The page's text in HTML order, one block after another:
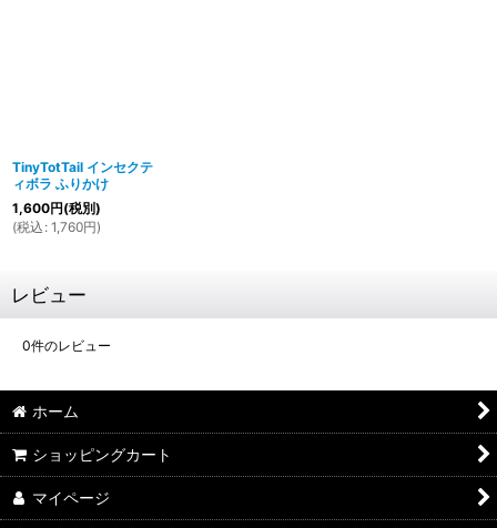
TinyTotTail インセクテ
ィボラ ふりかけ
1,600円(税別)
(税込 : 1,760円)
レビュー
0件のレビュー
ホーム
ショッピングカート
マイページ